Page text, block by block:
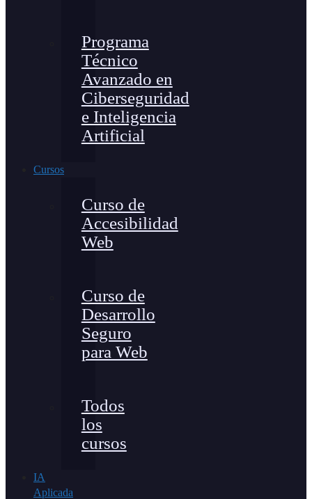
Programa
Técnico
Avanzado en
Ciberseguridad
e Inteligencia
Artificial
Cursos
Curso de
Accesibilidad
Web
Curso de
Desarrollo
Seguro
para Web
Todos
los
cursos
IA
Aplicada